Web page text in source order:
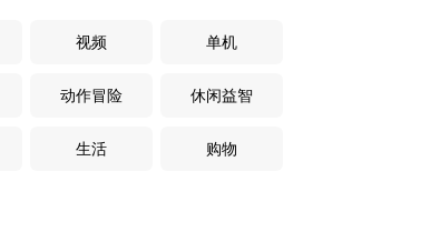
视频 单机
动作冒险 休闲益智
生活 购物